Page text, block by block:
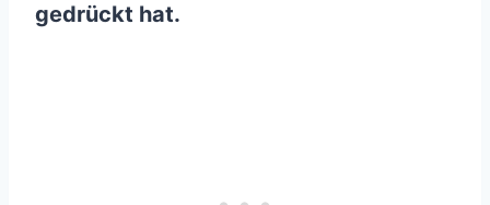
gedrückt hat.